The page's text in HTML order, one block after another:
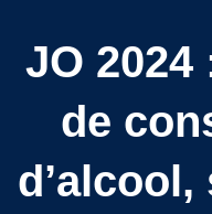
JO
de